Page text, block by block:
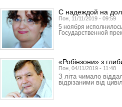
С надеждой на
Пон, 11/11/2019 - 09:59
5 ноября
Государственной
«Робінзони» з
Пон, 04/11/2019 - 11:48
З літа чимало
відрізаними від